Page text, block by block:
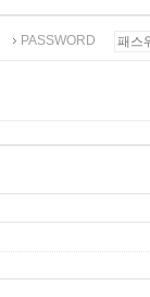
PASSWORD